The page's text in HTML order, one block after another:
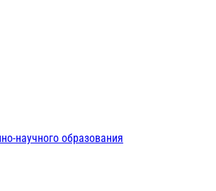
научного образования